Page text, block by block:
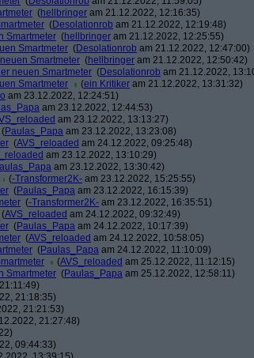
(hellbringer am 21.12.2022, 12:16:35)
(Desolationrob am 21.12.2022, 12:19:48)
Smartmeter (hellbringer am 21.12.2022, 12:25:55)
Smartmeter (Desolationrob am 21.12.2022, 12:47:00)
Smartmeter (hellbringer am 21.12.2022, 12:50:42)
neuen Smartmeter (Desolationrob am 21.12.2022,
Smartmeter
(ein Kritiker am 21.12.2022, 13:31:32)
am 23.12.2022, 12:24:51)
am 23.12.2022, 12:44:53)
am 23.12.2022, 13:13:27)
(Paulas_Papa am 23.12.2022, 13:23:08)
(AVS_reloaded am 24.12.2022, 09:25:48)
am 23.12.2022, 13:10:29)
am 23.12.2022, 13:30:42)
(-Transformer2K- am 23.12.2022, 15:25:55)
(Paulas_Papa am 23.12.2022, 16:15:39)
(-Transformer2K- am 23.12.2022, 16:35:51)
(AVS_reloaded am 24.12.2022, 09:32:49)
(Paulas_Papa am 24.12.2022, 10:17:39)
(AVS_reloaded am 24.12.2022, 10:58:05)
(Paulas_Papa am 24.12.2022, 11:10:09)
(AVS_reloaded am 25.12.2022, 11:12:15)
Smartmeter (Paulas_Papa am 25.12.2022, 12:58:11)
21:18:35)
21:21:53)
21:27:48)
09:44:33)